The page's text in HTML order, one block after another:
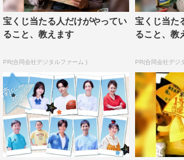
うとすると、たまたま隣り合った人妻・
食べ方をレクチャーしてくれる。焼きた
に入ったにんにく醤油ベースの“美味たれ
ら、奈々子のたれをつける滑らかな手つ
わう妖艶な表情に日比野は魅了されて
第2話以降は、埼玉県秩父市の名物「ず
（ヒロイン・中別府葵）、島根県松江市
（ヒロイン・黒澤ゆりか）、広島県広島
宝くじ当たる人だけがやってい
ること、教えます
PR(合同会社デジタルファーム )
宝くじ当た
ること、教
PR(合同会社デジ